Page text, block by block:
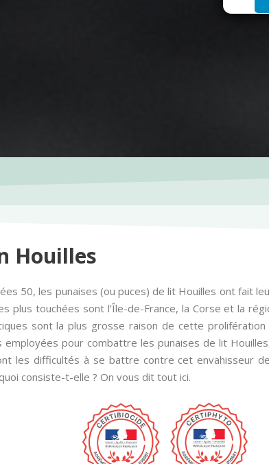
Houilles
50, les punaises (ou puces) de lit Houilles ont fait
plus touchées sont l’Île-de-France, la Corse et la
sont la plus grosse raison de cette prolifération
pour combattre les punaises de lit
les difficultés à se battre contre cet envahisseur
consiste-t-elle ? On vous dit tout ici.